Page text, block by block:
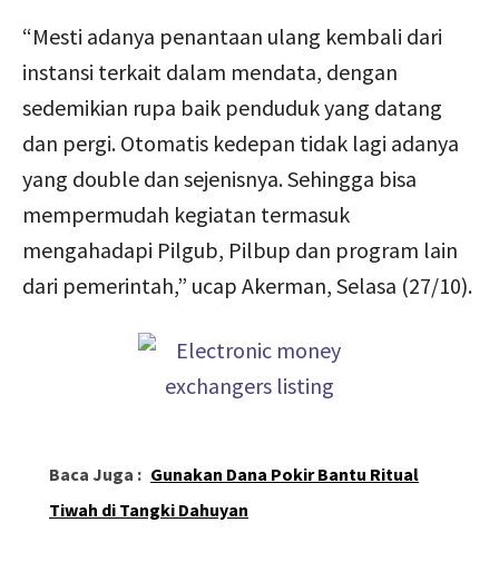
“Mesti adanya penantaan ulang kembali dari
instansi terkait dalam mendata, dengan
sedemikian rupa baik penduduk yang datang
dan pergi. Otomatis kedepan tidak lagi adanya
yang double dan sejenisnya. Sehingga bisa
mempermudah kegiatan termasuk
mengahadapi Pilgub, Pilbup dan program lain
dari pemerintah,” ucap Akerman, Selasa (27/10).
Baca Juga : Gunakan Dana Pokir Bantu Ritual
Tiwah di Tangki Dahuyan